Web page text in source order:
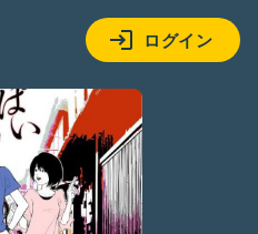
ログイン